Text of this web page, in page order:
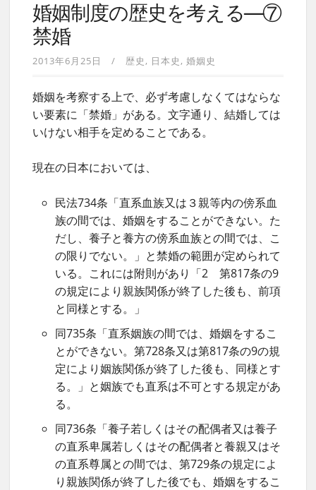
婚姻制度の歴史を考える—⑦
禁婚
2013年6月25日 歴史 日本史 婚姻史
婚姻を考察する上で、必ず考慮しなくてはならな
い要素に「禁婚」がある。文字通り、結婚しては
いけない相手を定めることである。
現在の日本においては、
民法734条「直系血族又は３親等内の傍系血
族の間では、婚姻をすることができない。た
だし、養子と養方の傍系血族との間では、こ
の限りでない。」と禁婚の範囲が定められて
いる。これには附則があり「2 第817条の9
の規定により親族関係が終了した後も、前項
と同様とする。」
同735条「直系姻族の間では、婚姻をするこ
とができない。第728条又は第817条の9の規
定により姻族関係が終了した後も、同様とす
る。」と姻族でも直系は不可とする規定があ
る。
同736条「養子若しくはその配偶者又は養子
の直系卑属若しくはその配偶者と養親又はそ
の直系尊属との間では、第729条の規定によ
り親族関係が終了した後でも、婚姻をするこ